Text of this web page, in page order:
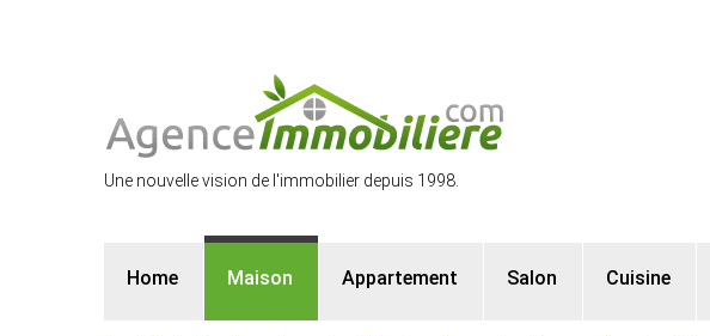
Une nouvelle vision de l'immobilier depuis 1998.
Home Maison Appartement Salon Cuisine